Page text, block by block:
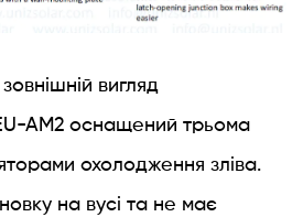
вигляд
AM2 оснащений трьома
охолодження зліва.
на вусі та не має